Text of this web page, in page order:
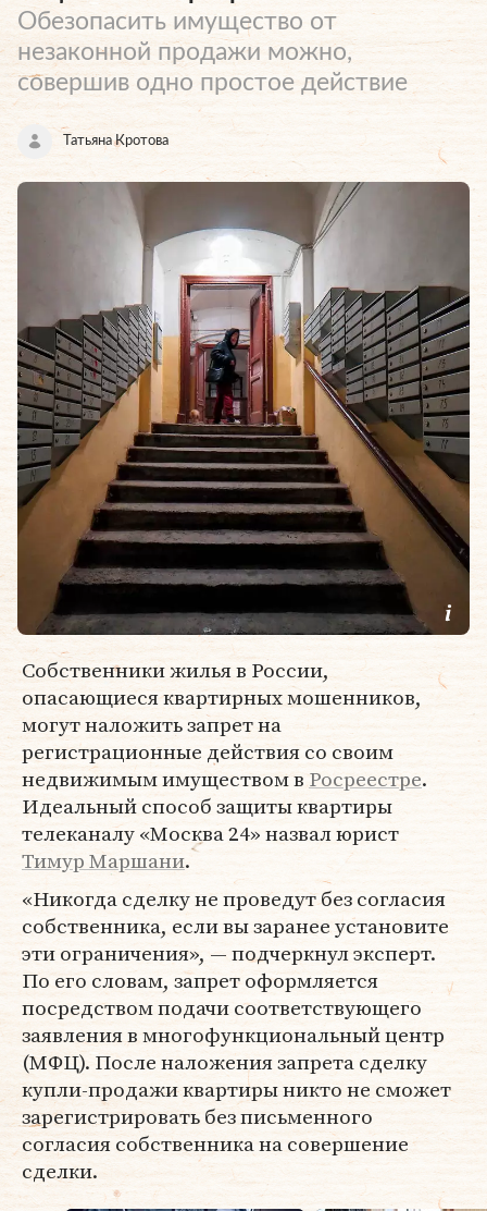
Обезопасить имущество от
незаконной продажи можно,
совершив одно простое действие
Татьяна Кротова
Собственники жилья в России,
опасающиеся квартирных мошенников,
могут наложить запрет на
регистрационные действия со своим
недвижимым имуществом вРосреестре.
Идеальный способ защиты квартиры
телеканалу «Москва 24» назвал юрист
Тимур Маршани.
«Никогда сделку не проведут без согласия
собственника, если вы заранее установите
эти ограничения», — подчеркнул эксперт.
По его словам, запрет оформляется
посредством подачи соответствующего
заявления в многофункциональный центр
(МФЦ). После наложения запрета сделку
купли-продажи квартиры никто не сможет
зарегистрировать без письменного
согласия собственника на совершение
сделки.